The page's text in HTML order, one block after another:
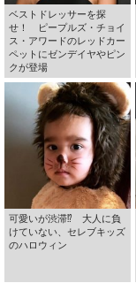
ベストドレッサーを探
せ！ ピープルズ・チョイ
ス・アワードのレッドカー
ペットにゼンデイヤやピン
クが登場
可愛いが渋滞⁉ 大人に負
けていない、セレブキッズ
のハロウィン